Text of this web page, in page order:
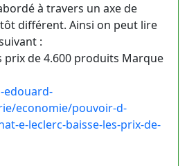
à travers un axe de
différent. Ainsi on peut lire
:
prix de 4.600 produits Marque
edouard-
economie/pouvoir-d-
e-leclerc-baisse-les-prix-de-